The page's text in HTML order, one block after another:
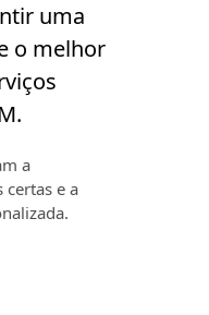
uma
o melhor
a
certas e a